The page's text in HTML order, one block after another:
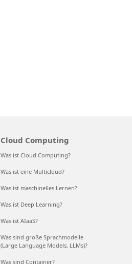
Cloud Computing
Was ist Cloud Computing?
Was ist eine Multicloud?
Was ist maschinelles Lernen?
Was ist Deep Learning?
Was ist AIaaS?
Was sind große Sprachmodelle
(Large Language Models, LLMs)?
Was sind Container?